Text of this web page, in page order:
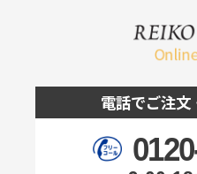
電話でご注文